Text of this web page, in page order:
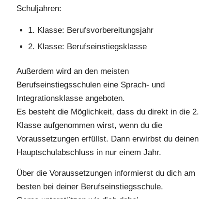
Schuljahren:
1. Klasse: Berufsvorbereitungsjahr
2. Klasse: Berufseinstiegsklasse
Außerdem wird an den meisten
Berufseinstiegsschulen eine Sprach- und
Integrationsklasse angeboten.
Es besteht die Möglichkeit, dass du direkt in die 2.
Klasse aufgenommen wirst, wenn du die
Voraussetzungen erfüllst. Dann erwirbst du deinen
Hauptschulabschluss in nur einem Jahr.
Über die Voraussetzungen informierst du dich am
besten bei deiner Berufseinstiegsschule.